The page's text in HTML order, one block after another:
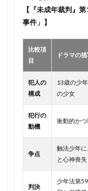
【『未成年裁判』
事件」】
比較項
目
ドラマの
犯人の
構成
13歳の少
の少女
犯行の
動機
衝動的か
争点
触法少年
と心神喪失
判決
少年法第